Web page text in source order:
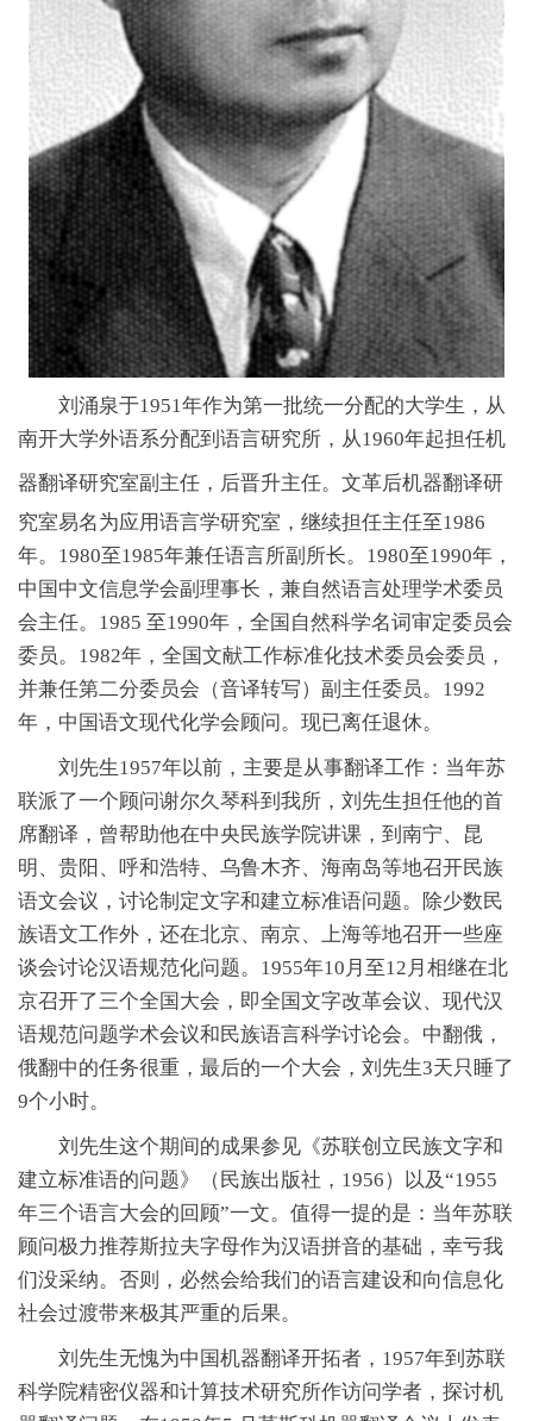
刘涌泉于1951年作为第一批统一分配的大学生，从
南开大学外语系分配到语言研究所，从1960年起担任机
器翻译研究室副主任，后晋升主任。 文革后机器翻译研
究室易名为应用语言学研究室，继续担任主任至1986
年。1980至1985年兼任语言所副所长。1980至1990年，
中国中文信息学会副理事长，兼自然语言处理学术委员
会主任。1985 至1990年，全国自然科学名词审定委员会
委员。1982年，全国文献工作标准化技术委员会委员，
并兼任第二分委员会（音译转写）副主任委员。1992
年，中国语文现代化学会顾问。现已离任退休。
刘先生1957年以前，主要是从事翻译工作：当年苏
联派了一个顾问谢尔久琴科到我所，刘先生担任他的首
席翻译，曾帮助他在中央民族学院讲课，到南宁、昆
明、贵阳、呼和浩特、乌鲁木齐、海南岛等地召开民族
语文会议，讨论制定文字和建立标准语问题。除少数民
族语文工作外，还在北京、南京、上海等地召开一些座
谈会讨论汉语规范化问题。1955年10月至12月相继在北
京召开了三个全国大会，即全国文字改革会议、现代汉
语规范问题学术会议和民族语言科学讨论会。中翻俄，
俄翻中的任务很重，最后的一个大会，刘先生3天只睡了
9个小时。
刘先生这个期间的成果参见《苏联创立民族文字和
建立标准语的问题》（民族出版社，1956）以及“1955
年三个语言大会的回顾”一文。值得一提的是：当年苏联
顾问极力推荐斯拉夫字母作为汉语拼音的基础，幸亏我
们没采纳。否则，必然会给我们的语言建设和向信息化
社会过渡带来极其严重的后果。
刘先生无愧为中国机器翻译开拓者，1957年到苏联
科学院精密仪器和计算技术研究所作访问学者，探讨机